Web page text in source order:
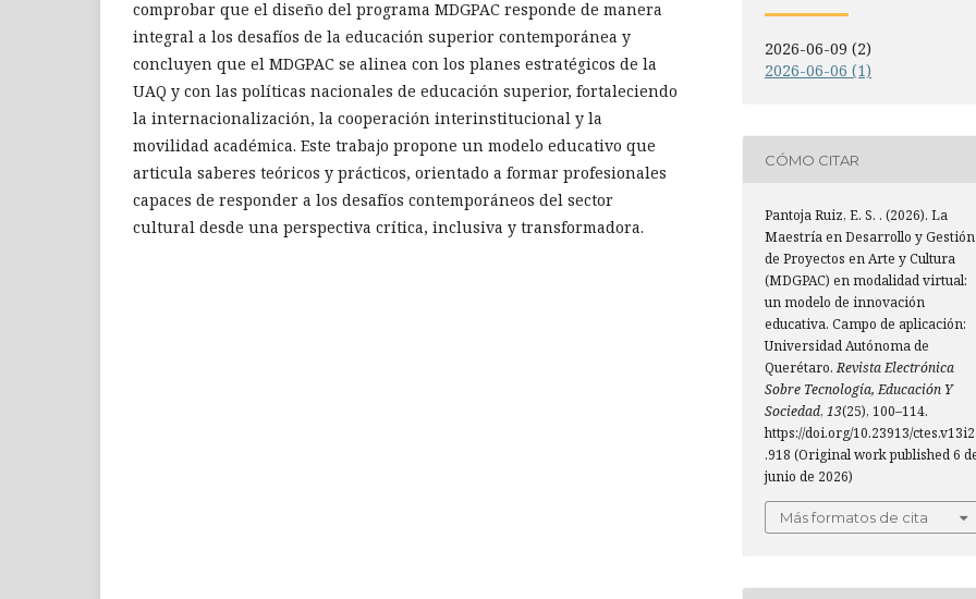
comprobar que el diseño del programa MDGPAC responde de manera
integral a los desafíos de la educación superior contemporánea y
concluyen que el MDGPAC se alinea con los planes estratégicos de la
UAQ y con las políticas nacionales de educación superior, fortaleciendo
la internacionalización, la cooperación interinstitucional y la
movilidad académica. Este trabajo propone un modelo educativo que
articula saberes teóricos y prácticos, orientado a formar profesionales
capaces de responder a los desafíos contemporáneos del sector
cultural desde una perspectiva crítica, inclusiva y transformadora.
2026-06-09 (2)
2026-06-06 (1)
CÓMO CITAR
Pantoja Ruiz, E. S. . (2026). La
Maestría en Desarrollo y Gestión
de Proyectos en Arte y Cultura
(MDGPAC) en modalidad virtual:
un modelo de innovación
educativa. Campo de aplicación:
Universidad Autónoma de
Querétaro.Revista Electrónica
Sobre Tecnología, Educación Y
Sociedad, 13(25), 100–114.
https://doi.org/10.23913/
.918 (Original work published 6
junio de 2026)
Más formatos de cita